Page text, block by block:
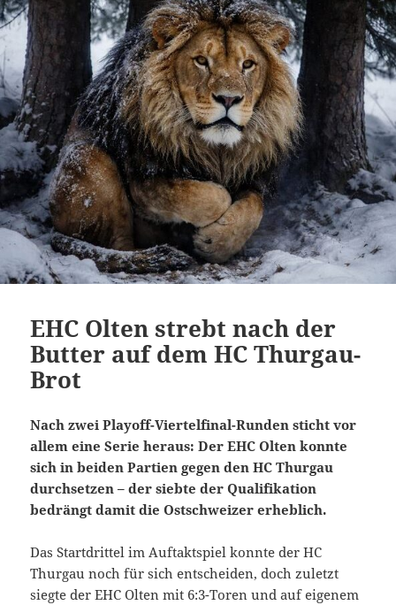
EHC Olten strebt nach der
Butter auf dem HC Thurgau-
Brot
Nach zwei Playoff-Viertelfinal-Runden sticht vor
allem eine Serie heraus: Der EHC Olten konnte
sich in beiden Partien gegen den HC Thurgau
durchsetzen – der siebte der Qualifikation
bedrängt damit die Ostschweizer erheblich.
Das Startdrittel im Auftaktspiel konnte der HC
Thurgau noch für sich entscheiden, doch zuletzt
siegte der EHC Olten mit 6:3-Toren und auf eigenem